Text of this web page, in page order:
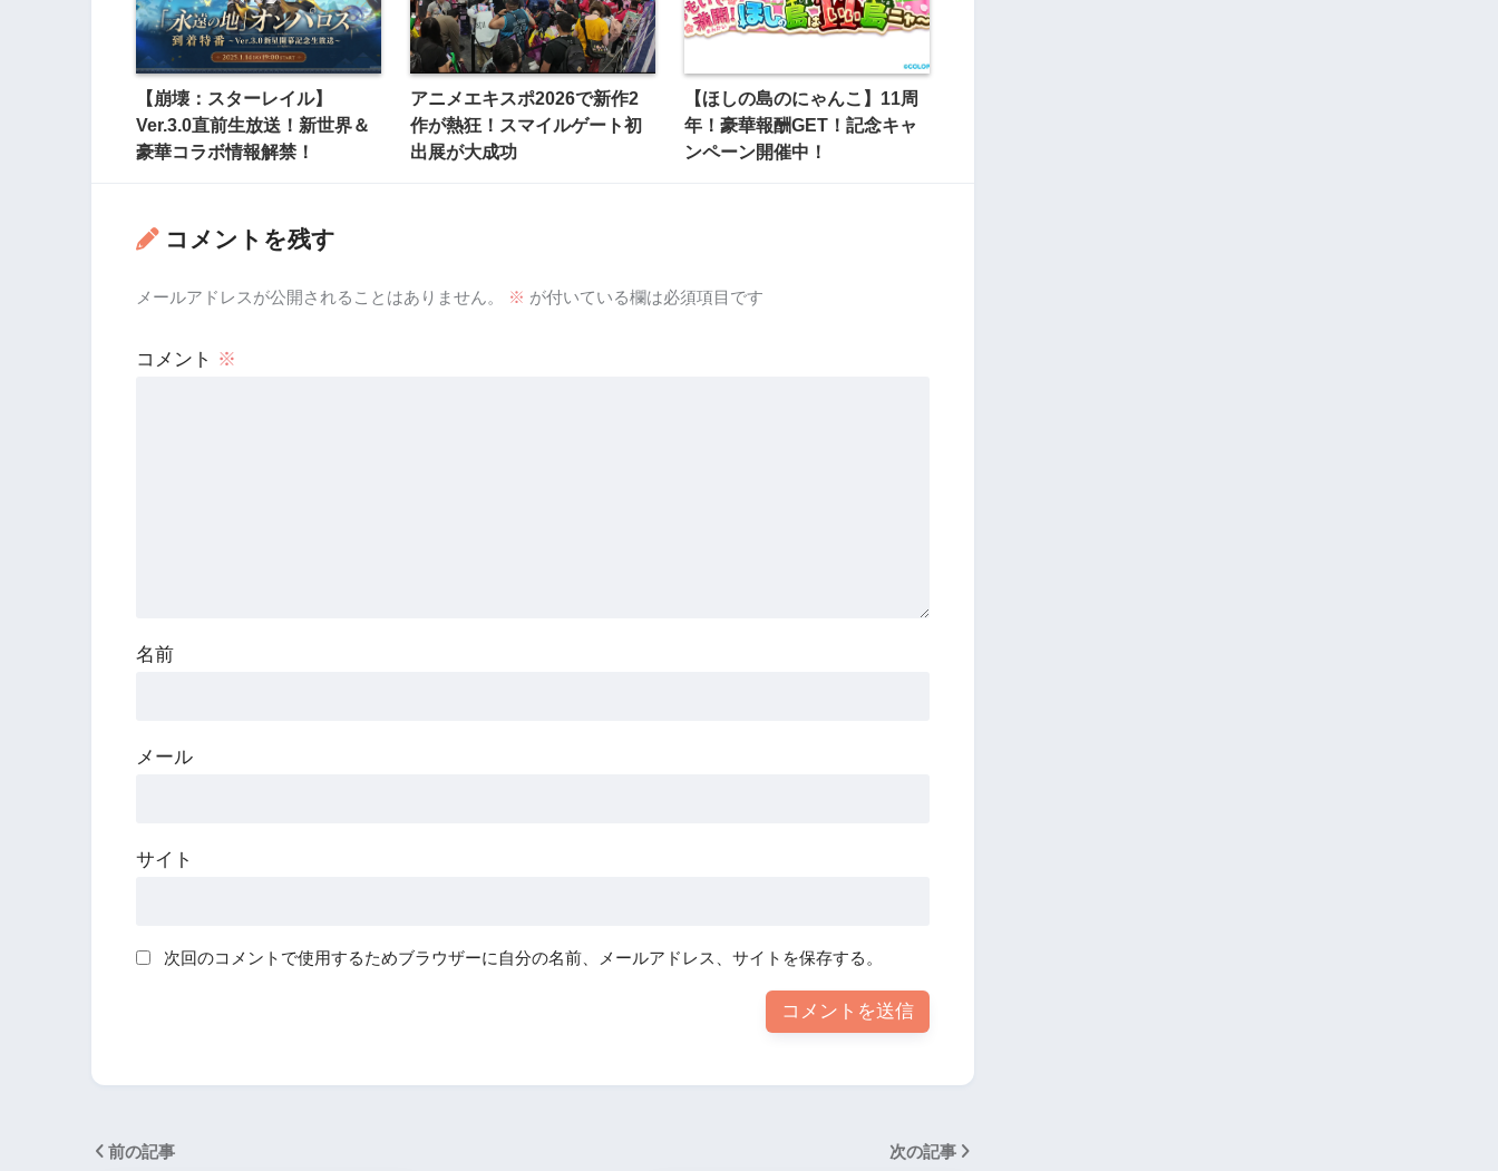
【崩壊：スターレイル】
Ver.3.0直前生放送！新世界＆
豪華コラボ情報解禁！
アニメエキスポ2026で新作2
作が熱狂！スマイルゲート初
出展が大成功
【ほしの島のにゃんこ】11周
年！豪華報酬GET！記念キャ
ンペーン開催中！
コメントを残す
メールアドレスが公開されることはありません。 ※ が付いている欄は必須項目です
コメント ※
名前
メール
サイト
次回のコメントで使用するためブラウザーに自分の名前、メールアドレス、サイトを保存する。
前の記事 次の記事